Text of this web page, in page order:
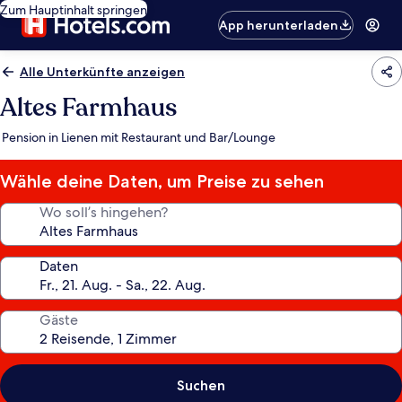
Zum Hauptinhalt springen
App herunterladen
Alle Unterkünfte anzeigen
Altes Farmhaus
Pension in Lienen mit Restaurant und Bar/Lounge
Wähle deine Daten, um Preise zu sehen
Wo soll’s hingehen?
Daten
Gäste
Suchen